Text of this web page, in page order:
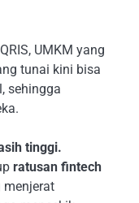
UMKM yang
tunai kini bisa
sehingga
tinggi.
ratusan fintech
menjerat